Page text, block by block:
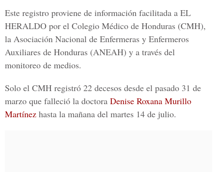
Este registro proviene de información facilitada a EL
HERALDO por el Colegio Médico de Honduras (CMH),
la Asociación Nacional de Enfermeras y Enfermeros
Auxiliares de Honduras (ANEAH) y a través del
monitoreo de medios.
Solo el CMH registró 22 decesos desde el pasado 31 de
marzo que falleció la doctora Denise Roxana Murillo
Martínez hasta la mañana del martes 14 de julio.